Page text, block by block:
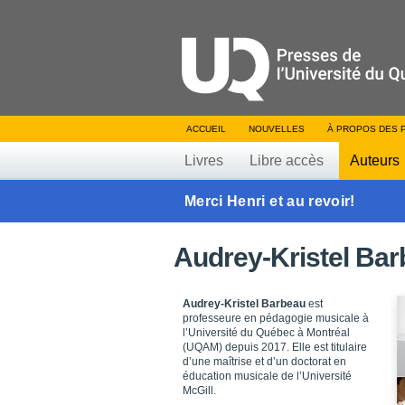
ACCUEIL NOUVELLES À PROPOS DES
Livres Libre accès Auteurs
Merci Henri et au revoir!
Audrey-Kristel
Audrey-Kristel Barbeau est
professeure en pédagogie musicale à
l’Université du Québec à Montréal
(UQAM) depuis 2017. Elle est titulaire
d’une maîtrise et d’un doctorat en
éducation musicale de l’Université
McGill.